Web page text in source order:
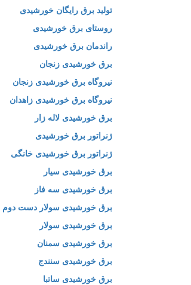
تولید برق رایگان خورشیدی
روستای برق خورشیدی
راندمان برق خورشیدی
برق خورشیدی زنجان
نیروگاه برق خورشیدی زنجان
نیروگاه برق خورشیدی زاهدان
برق خورشیدی لاله زار
ژنراتور برق خورشیدی
ژنراتور برق خورشیدی خانگی
برق خورشیدی سیار
برق خورشیدی سه فاز
برق خورشیدی سولار دست دوم
برق خورشیدی سولار
برق خورشیدی سمنان
برق خورشیدی سنندج
برق خورشیدی ساتبا